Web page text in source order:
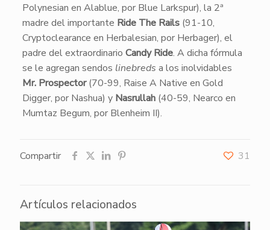
Polynesian en Alablue, por Blue Larkspur), la 2ª
madre del importante Ride The Rails(91-10,
Cryptoclearance en Herbalesian, por Herbager), el
padre del extraordinario Candy Ride. A dicha fórmula
se le agregan sendos linebreds a los inolvidables
Mr. Prospector(70-99, Raise A Native en Gold
Digger, por Nashua) y Nasrullah(40-59, Nearco en
Mumtaz Begum, por Blenheim II).
Compartir 31
Artículos relacionados